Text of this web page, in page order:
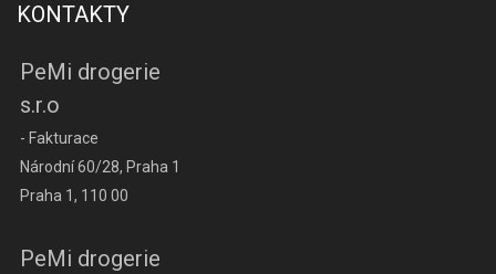
KONTAKTY
PeMi drogerie
s.r.o
- Fakturace
Národní 60/28, Praha 1
Praha 1, 110 00
PeMi drogerie